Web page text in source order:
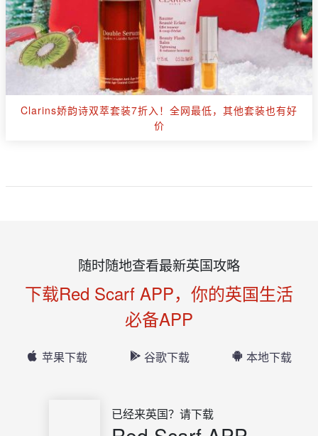
Clarins娇韵诗双萃套装7折入！全网最低，其他套装也有好
价
随时随地查看最新英国攻略
下载Red Scarf APP，你的英国生活
必备APP
苹果下载 谷歌下载 本地下载
已经来英国？请下载